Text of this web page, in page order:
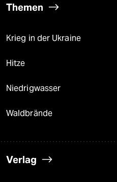
Themen
Krieg in der Ukraine
Hitze
Niedrigwasser
Waldbrände
Verlag